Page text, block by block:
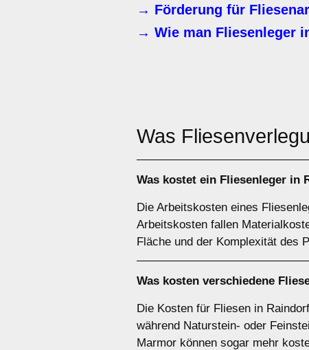
→ Förderung für
→ Wie man Fliesenleger
Was
Was kostet ein Fliesenleger in
Die Arbeitskosten eines
Arbeitskosten fallen
Fläche und der Komplexität des
Was kosten verschiedene
Die Kosten für Fliesen in
während Naturstein- oder
Marmor können sogar mehr